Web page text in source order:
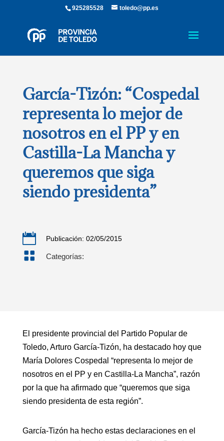
925285528 toledo@pp.es
García-Tizón: “Cospedal
representa lo mejor de
nosotros en el PP y en
Castilla-La Mancha y
queremos que siga
siendo presidenta”
 Publicación: 02/05/2015
 Categorías:
El presidente provincial del Partido Popular de
Toledo, Arturo García-Tizón, ha destacado hoy que
María Dolores Cospedal “representa lo mejor de
nosotros en el PP y en Castilla-La Mancha”, razón
por la que ha afirmado que “queremos que siga
siendo presidenta de esta región”.
García-Tizón ha hecho estas declaraciones en el